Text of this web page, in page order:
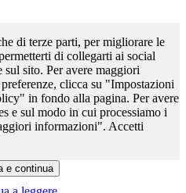
di terze parti, per migliorare le
di collegarti ai social
sito. Per avere maggiori
clicca su "Impostazioni
in fondo alla pagina. Per avere
e sul modo in cui processiamo i
informazioni". Accetti